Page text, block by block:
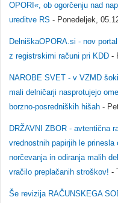
OPORI«, ob ogorčenju nad
ureditve RS - Ponedeljek,
DelniškaOPORA.si - nov
z registrskimi računi pri KDD -
NAROBE SVET - v VZMD
mali delničarji nasprotujejo
borzno-posredniških hišah -
DRŽAVNI ZBOR - avtentična
vrednostnih papirjih le
norčevanja in odiranja malih
vračilo preplačanih stroškov! -
Še revizija RAČUNSKEGA